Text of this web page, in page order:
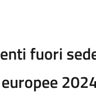
fuori